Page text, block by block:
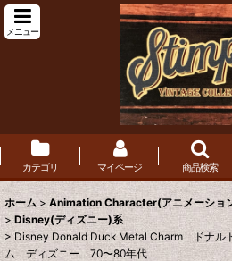
メニュー
カテゴリ マイページ 商品検索
ホーム > Animation Character(アニメーショ
> Disney(ディズニー)系
> Disney Donald Duck Metal Charm ドナ
ム ディズニー 70〜80年代